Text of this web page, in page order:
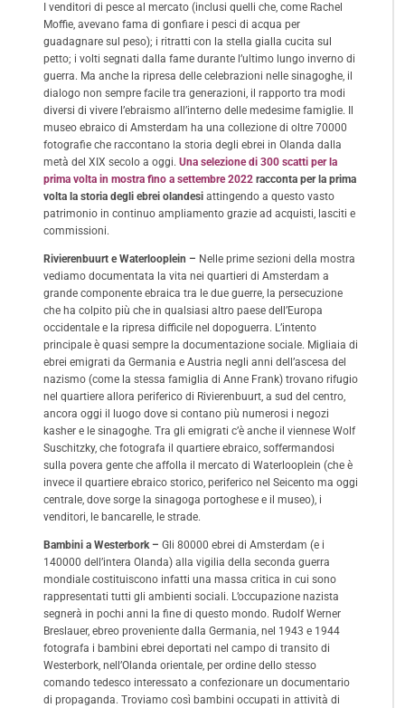
I venditori di pesce al mercato (inclusi quelli che, come Rachel
Moffie, avevano fama di gonfiare i pesci di acqua per
guadagnare sul peso); i ritratti con la stella gialla cucita sul
petto; i volti segnati dalla fame durante l’ultimo lungo inverno di
guerra. Ma anche la ripresa delle celebrazioni nelle sinagoghe, il
dialogo non sempre facile tra generazioni, il rapporto tra modi
diversi di vivere l’ebraismo all’interno delle medesime famiglie. Il
museo ebraico di Amsterdam ha una collezione di oltre 70000
fotografie che raccontano la storia degli ebrei in Olanda dalla
metà del XIX secolo a oggi. Una selezione di 300 scatti per la
prima volta in mostra fino a settembre 2022 racconta per la prima
volta la storia degli ebrei olandesi attingendo a questo vasto
patrimonio in continuo ampliamento grazie ad acquisti, lasciti e
commissioni.
Rivierenbuurt eWaterlooplein – Nelle prime sezioni della mostra
vediamo documentata la vita nei quartieri di Amsterdam a
grande componente ebraica tra le due guerre, la persecuzione
che ha colpito più che in qualsiasi altro paese dell’Europa
occidentale e la ripresa difficile nel dopoguerra. L’intento
principale è quasi sempre la documentazione sociale. Migliaia di
ebrei emigrati da Germania e Austria negli anni dell’ascesa del
nazismo (come la stessa famiglia di Anne Frank) trovano rifugio
nel quartiere allora periferico di Rivierenbuurt, a sud del centro,
ancora oggi il luogo dove si contano più numerosi i negozi
kasher e le sinagoghe. Tra gli emigrati c’è anche il viennese Wolf
Suschitzky, che fotografa il quartiere ebraico, soffermandosi
sulla povera gente che affolla il mercato di Waterlooplein (che è
invece il quartiere ebraico storico, periferico nel Seicento ma oggi
centrale, dove sorge la sinagoga portoghese e il museo), i
venditori, le bancarelle, le strade.
Bambini a Westerbork – Gli 80000 ebrei di Amsterdam (e i
140000 dell’intera Olanda) alla vigilia della seconda guerra
mondiale costituiscono infatti una massa critica in cui sono
rappresentati tutti gli ambienti sociali. L’occupazione nazista
segnerà in pochi anni la fine di questo mondo. Rudolf Werner
Breslauer, ebreo proveniente dalla Germania, nel 1943 e 1944
fotografa i bambini ebrei deportati nel campo di transito di
Westerbork, nell’Olanda orientale, per ordine dello stesso
comando tedesco interessato a confezionare un documentario
di propaganda. Troviamo così bambini occupati in attività di